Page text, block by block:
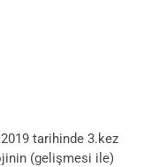
tarihinde 3.kez
(gelişmesi ile)